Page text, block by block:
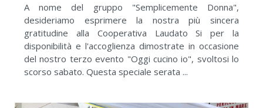
A nome del gruppo "Semplicemente Donna",
desideriamo esprimere la nostra più sincera
gratitudine alla Cooperativa Laudato Si per la
disponibilità e l'accoglienza dimostrate in occasione
del nostro terzo evento "Oggi cucino io", svoltosi lo
scorso sabato. Questa speciale serata ...